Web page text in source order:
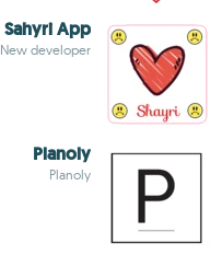
Sahyri App
New developer
Planoly
Planoly